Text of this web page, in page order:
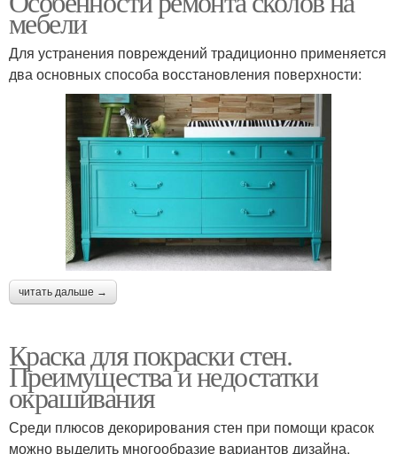
мебели
Для устранения повреждений традиционно применяется
два основных способа восстановления поверхности:
читать дальше →
Краска для покраски стен.
Преимущества и недостатки
окрашивания
Среди плюсов декорирования стен при помощи красок
можно выделить многообразие вариантов дизайна,